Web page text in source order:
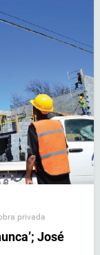
privada
José